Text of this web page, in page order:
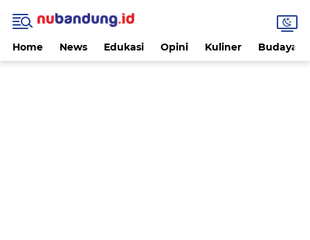
Home News Edukasi Opini Kuliner Budaya